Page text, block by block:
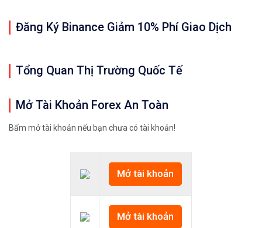
Đăng Ký Binance Giảm 10% Phí Giao Dịch
Tổng Quan Thị Trường Quốc Tế
Mở Tài Khoản Forex An Toàn
Bấm mở tài khoản nếu bạn chưa có tài khoản!
Mở tài khoản
Mở tài khoản